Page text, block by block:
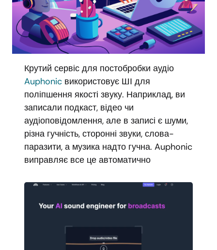
Крутий сервіс для постобробки аудіо
Auphonic використовує ШІ для
поліпшення якості звуку. Наприклад, ви
записали подкаст, відео чи
аудіоповідомлення, але в записі є шуми,
різна гучність, сторонні звуки, слова-
паразити, а музика надто гучна. Auphonic
виправляє все це автоматично